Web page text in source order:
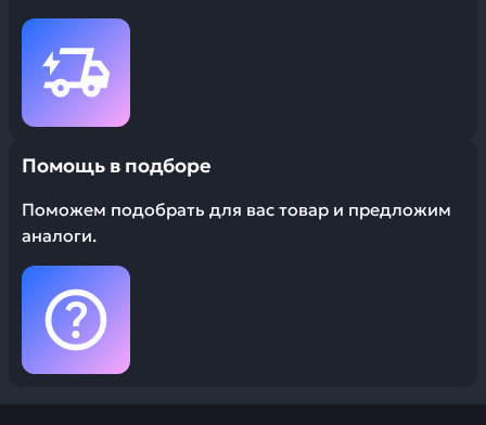
Помощь в подборе
Поможем подобрать для вас товар и предложим
аналоги.